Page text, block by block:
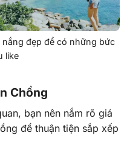
đẹp để có những bức
like
Chồng
bạn nên nắm rõ giá
để thuận tiện sắp xếp